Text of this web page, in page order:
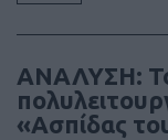
ΑΝΑΛΥΣΗ:
«Ασπίδας